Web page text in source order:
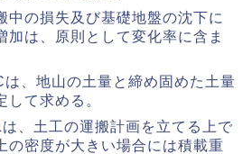
中の損失及び基礎地盤の沈下に
加は、原則として変化率に含ま
は、地山の土量と締め固めた土量
して求める。
、土工の運搬計画を立てる上で
の密度が大きい場合には積載重